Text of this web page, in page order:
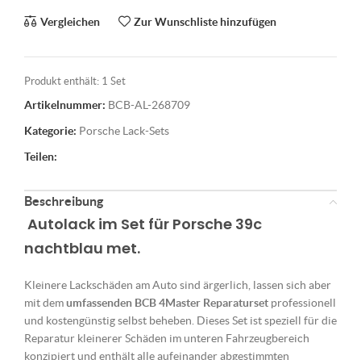
Vergleichen Zur Wunschliste hinzufügen
Produkt enthält: 1 Set
Artikelnummer: BCB-AL-268709
Kategorie: Porsche Lack-Sets
Teilen:
Beschreibung
Autolack im Set für Porsche 39c
nachtblau met.
Kleinere Lackschäden am Auto sind ärgerlich, lassen sich aber
mit demumfassenden BCB 4Master Reparaturset professionell
und kostengünstig selbst beheben. Dieses Set ist speziell für die
Reparatur kleinerer Schäden im unteren Fahrzeugbereich
konzipiert und enthält alle aufeinander abgestimmten